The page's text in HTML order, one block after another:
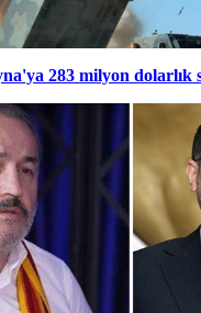
283 milyon dolarlık